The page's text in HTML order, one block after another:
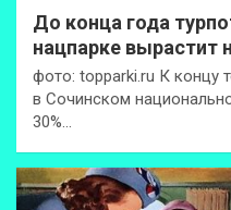
До конца года
нацпарке вырастит
фото: topparki.ru К концу
в Сочинском
30%…